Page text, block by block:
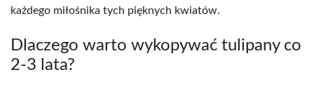
każdego miłośnika tych pięknych kwiatów.
Dlaczego warto wykopywać tulipany co
2-3 lata?